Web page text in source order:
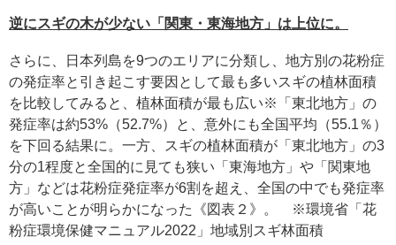
逆にスギの木が少ない「関東・東海地方」は上位に。
さらに、日本列島を9つのエリアに分類し、地方別の花粉症
の発症率と引き起こす要因として最も多いスギの植林面積
を比較してみると、植林面積が最も広い※「東北地方」の
発症率は約53%（52.7%）と、意外にも全国平均（55.1％）
を下回る結果に。一方、スギの植林面積が「東北地方」の3
分の1程度と全国的に見ても狭い「東海地方」や「関東地
方」などは花粉症発症率が6割を超え、全国の中でも発症率
が高いことが明らかになった《図表２》。 ※環境省「花
粉症環境保健マニュアル2022」地域別スギ林面積